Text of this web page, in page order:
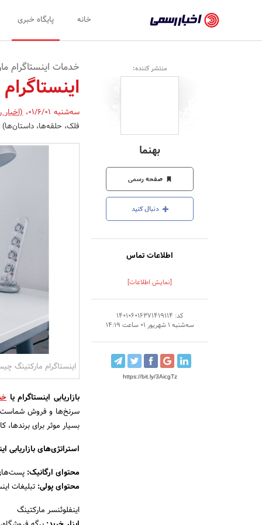
رسمی
-
اخبار
شرکت‌ها،
سازمان‌ها
و
روابط
عمومی‌ها
خانه پایگاه خبری
منتشر کننده:
بهنما
صفحه رسمی
دنبال کنید
اطلاعات تماس
[نمایش اطلاعات]
کد: 140106016371419114
سه‌شنبه 1 شهریور 01 ساعت 14:19
https://bit.ly/3AicgTz
خدمات اینستاگرام
سه‌شنبه 01/6/01 ،
فلک، حلقه‌ها، داستان‌ها)
اینستاگرام مارکتینگ
بازاریابی اینستاگرام یا
بسیار موثر برای برندها،
استراتژی‌های بازاریابی
محتوای ارگانیک:
محتوای پولی: تبلیغات
اینفلوئنسر مارکتینگ